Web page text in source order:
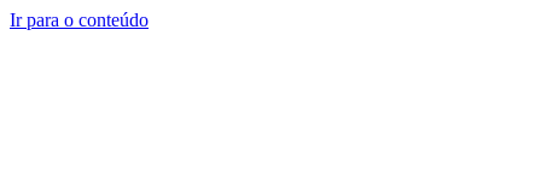
Ir para o conteúdo